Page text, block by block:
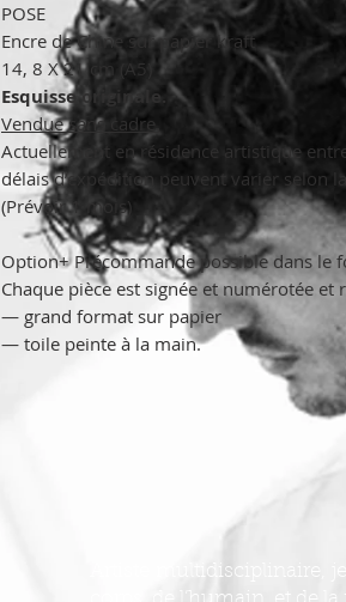
POSE
Encre de Chine sur papier kraft
14, 8 X 21 cm (A5)
Esquisse originale.
Vendue sans cadre.
Actuellement en résidence artistique
délais d’expédition peuvent varier selon
(Prévoir 1 mois)
Option+ Précommande possible dans le
Chaque pièce est signée et numérotée et
— grand format sur papier
— toile peinte à la main.
Artiste multidisciplinaire,